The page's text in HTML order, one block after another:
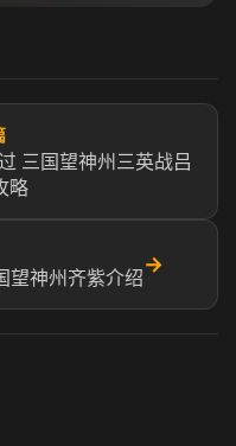
三国望神州三英战吕
略
望神州齐紫介绍
→